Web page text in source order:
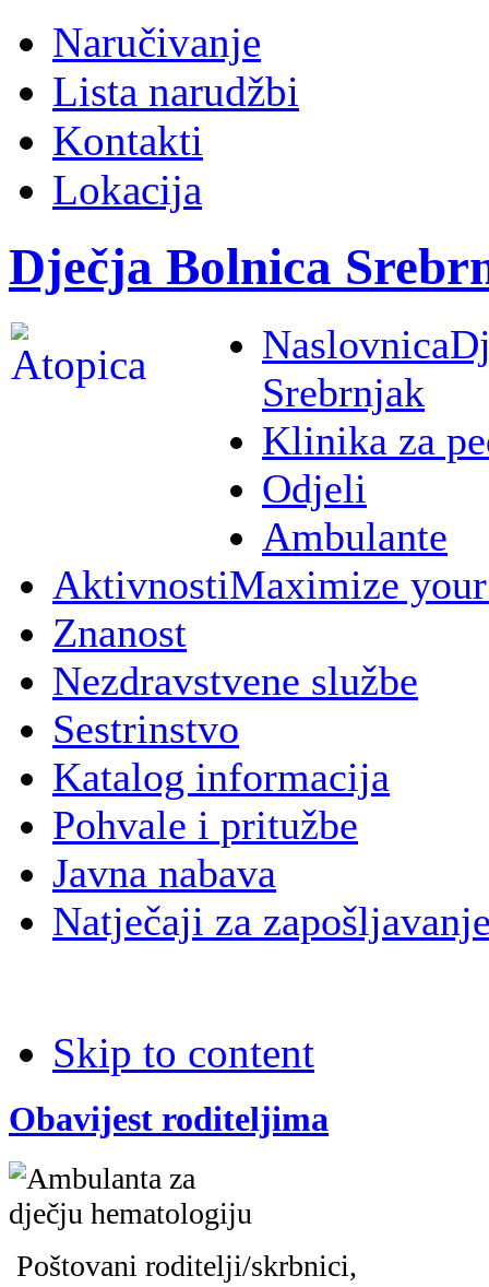
Naručivanje
Lista narudžbi
Kontakti
Lokacija
Dječja Bolnica
Naslovnica
Srebrnjak
Klinika za
Odjeli
Ambulante
AktivnostiMaximize
Znanost
Nezdravstvene službe
Sestrinstvo
Katalog informacija
Pohvale i pritužbe
Javna nabava
Natječaji za
Skip to content
Obavijest roditeljima
Poštovani roditelji/skrbnici,